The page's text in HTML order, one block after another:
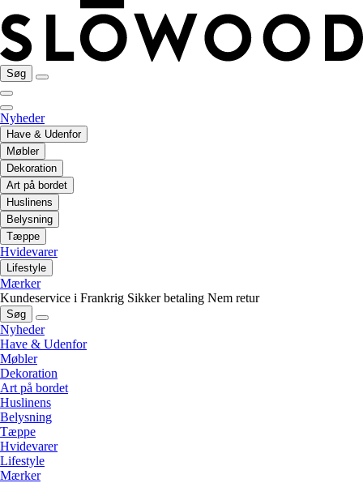
Søg
Nyheder
Have & Udenfor
Møbler
Dekoration
Art på bordet
Huslinens
Belysning
Tæppe
Hvidevarer
Lifestyle
Mærker
Kundeservice i Frankrig Sikker betaling Nem retur
Søg
Nyheder
Have & Udenfor
Møbler
Dekoration
Art på bordet
Huslinens
Belysning
Tæppe
Hvidevarer
Lifestyle
Mærker